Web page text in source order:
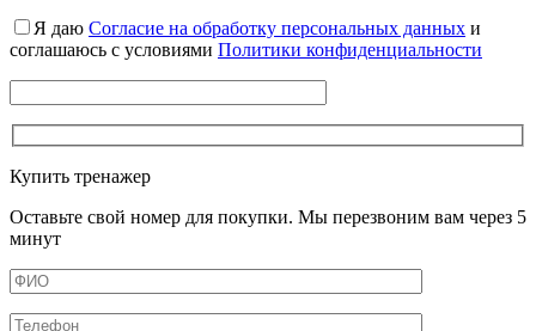
Я даю Cогласие на обработку персональных данных и
соглашаюсь с условиями Политики конфиденциальности
Купить тренажер
Оставьте свой номер для покупки. Мы перезвоним вам через 5
минут